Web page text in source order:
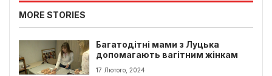
MORE STORIES
Багатодітні мами з Луцька
допомагають вагітним жінкам
17 Лютого, 2024